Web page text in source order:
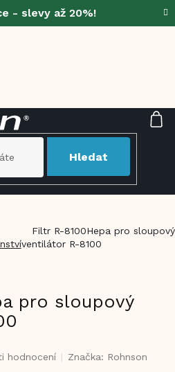
- slevy až 20%!
Hledat
Filtr R-8100Hepa pro sloupový
ventilátor R-8100
pro sloupový
hodnocení Značka: Rohnson